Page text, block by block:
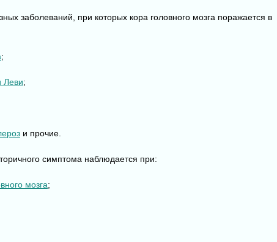
заболеваний, при которых кора головного мозга поражается в
;
Леви;
и прочие.
симптома наблюдается при:
мозга;